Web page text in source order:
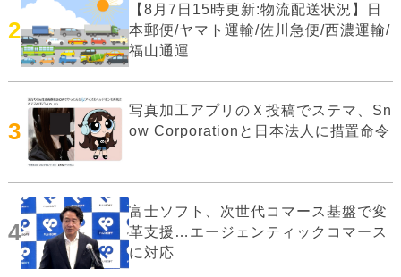
2
【8月7日15時更新:物流配送状況】日
本郵便/ヤマト運輸/佐川急便/西濃運輸/
福山通運
3
写真加工アプリのＸ投稿でステマ、Sn
ow Corporationと日本法人に措置命令
4
富士ソフト、次世代コマース基盤で変
革支援…エージェンティックコマース
に対応